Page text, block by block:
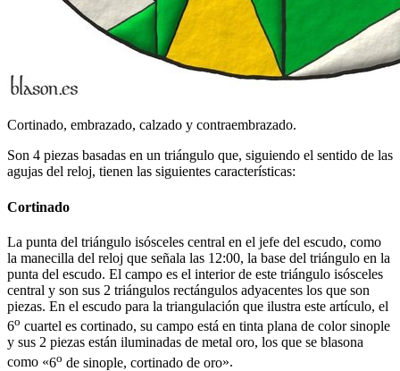
Cortinado, embrazado, calzado y contraembrazado.
Son 4 piezas basadas en un triángulo que, siguiendo el sentido de las
agujas del reloj, tienen las siguientes características:
Cortinado
La punta del triángulo isósceles central en el jefe del escudo, como
la manecilla del reloj que señala las 12:00, la base del triángulo en la
punta del escudo. El campo es el interior de este triángulo isósceles
central y son sus 2 triángulos rectángulos adyacentes los que son
piezas. En el escudo para la triangulación que ilustra este artículo, el
6o cuartel es cortinado, su campo está en tinta plana de color sinople
y sus 2 piezas están iluminadas de metal oro, los que se blasona
como «6o de sinople, cortinado de oro».